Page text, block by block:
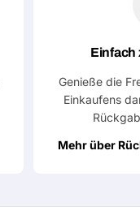
Einfach
Genieße die
Einkaufens
Mehr über